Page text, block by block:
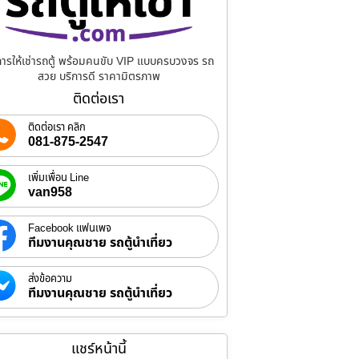
รให้เช่ารถตู้ พร้อมคนขับ VIP แบบครบวงจร รถ
สวย บริการดี ราคามิตรภาพ
ติดต่อเรา
ติดต่อเรา คลิก
081-875-2547
เพิ่มเพื่อน Line
van958
Facebook แฟนเพจ
ทีมงานคุณชาย รถตู้นำเที่ยว
ส่งข้อความ
ทีมงานคุณชาย รถตู้นำเที่ยว
แชร์หน้านี้